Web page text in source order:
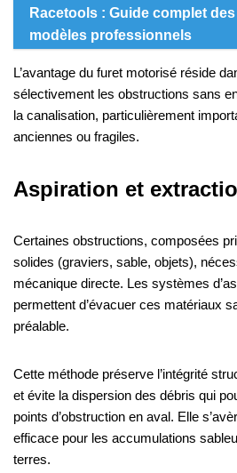
Racetools : Guide complet des
modèles professionnels
L’avantage du furet motorisé réside
sélectivement les obstructions sans
la canalisation, particulièrement
anciennes ou fragiles.
Aspiration et
Certaines obstructions, composées
solides (graviers, sable, objets),
mécanique directe. Les systèmes
permettent d’évacuer ces matériaux
préalable.
Cette méthode préserve l’intégrité
et évite la dispersion des débris qui
points d’obstruction en aval. Elle
efficace pour les accumulations
terres.